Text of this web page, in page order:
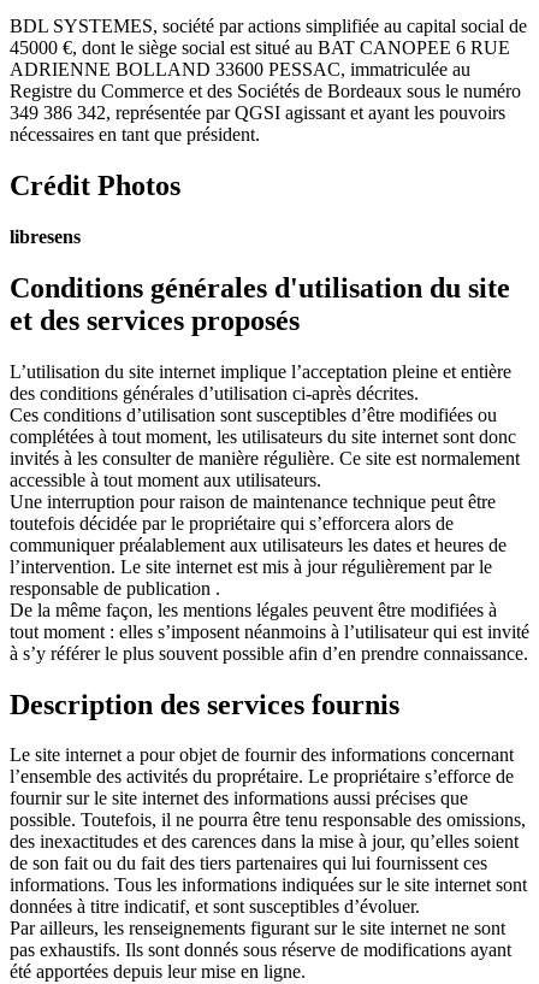
BDL SYSTEMES, société par actions simplifiée au capital social de
45000 €, dont le siège social est situé au BAT CANOPEE 6 RUE
ADRIENNE BOLLAND 33600 PESSAC, immatriculée au
Registre du Commerce et des Sociétés de Bordeaux sous le numéro
349 386 342, représentée par QGSI agissant et ayant les pouvoirs
nécessaires en tant que président.
Crédit Photos
libresens
Conditions générales d'utilisation du site
et des services proposés
L’utilisation du site internet implique l’acceptation pleine et entière
des conditions générales d’utilisation ci-après décrites.
Ces conditions d’utilisation sont susceptibles d’être modifiées ou
complétées à tout moment, les utilisateurs du site internet sont donc
invités à les consulter de manière régulière. Ce site est normalement
accessible à tout moment aux utilisateurs.
Une interruption pour raison de maintenance technique peut être
toutefois décidée par le propriétaire qui s’efforcera alors de
communiquer préalablement aux utilisateurs les dates et heures de
l’intervention. Le site internet est mis à jour régulièrement par le
responsable de publication .
De la même façon, les mentions légales peuvent être modifiées à
tout moment : elles s’imposent néanmoins à l’utilisateur qui est invité
à s’y référer le plus souvent possible afin d’en prendre connaissance.
Description des services fournis
Le site internet a pour objet de fournir des informations concernant
l’ensemble des activités du proprétaire. Le propriétaire s’efforce de
fournir sur le site internet des informations aussi précises que
possible. Toutefois, il ne pourra être tenu responsable des omissions,
des inexactitudes et des carences dans la mise à jour, qu’elles soient
de son fait ou du fait des tiers partenaires qui lui fournissent ces
informations. Tous les informations indiquées sur le site internet sont
données à titre indicatif, et sont susceptibles d’évoluer.
Par ailleurs, les renseignements figurant sur le site internet ne sont
pas exhaustifs. Ils sont donnés sous réserve de modifications ayant
été apportées depuis leur mise en ligne.